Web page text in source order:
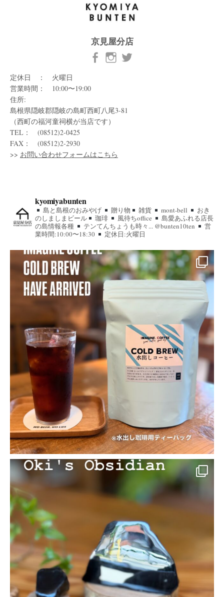
京見屋分店
定休日 ： 火曜日
営業時間： 10:00〜19:00
住所:
島根県隠岐郡隠岐の島町西町八尾3-81
（西町の福河童祠横が当店です）
TEL： (08512)2-0425
FAX： (08512)2-2930
>> お問い合わせフォームはこちら
kyomiyabunten
島と島根のおみやげ 贈り物 雑貨 mont-bell
おき
のしましまビール
珈琲 風待ちoffice
島愛あふれる店長
の島情報各種
テンてんちょうも時々... @bunten10ten
営
業時間:10:00〜18:30
定休日:火曜日